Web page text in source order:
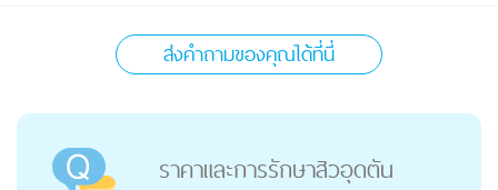
ส่งคำถามของคุณได้ที่นี่
ราคาและการรักษาสิวอุดตัน